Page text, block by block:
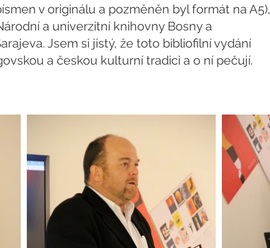
v originálu a pozměněn byl formát na A5),
a univerzitní knihovny Bosny a
Jsem si jistý, že toto bibliofilní vydání
a českou kulturní tradici a o ní pečují.